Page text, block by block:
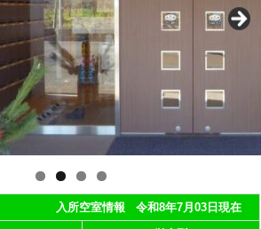
入所空室情報 令和8年7月03日現在